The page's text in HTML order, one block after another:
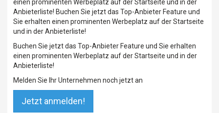
einen prominenten Werbeplatz auf der Startseite und in der
Anbieterliste! Buchen Sie jetzt das Top-Anbieter Feature und
Sie erhalten einen prominenten Werbeplatz auf der Startseite
und in der Anbieterliste!
Buchen Sie jetzt das Top-Anbieter Feature und Sie erhalten
einen prominenten Werbeplatz auf der Startseite und in der
Anbieterliste!
Melden Sie Ihr Unternehmen noch jetzt an
Jetzt anmelden!